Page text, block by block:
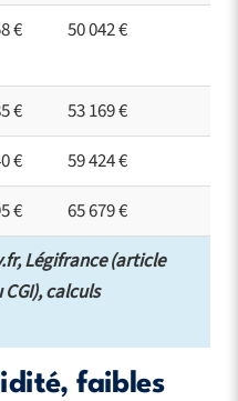
Légifrance (article
CGI), calculs
€ 50 042 €
€
53 169 €
€
59 424 €
€ 65 679 €
faibles